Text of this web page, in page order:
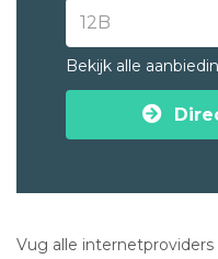
Bekijk alle
Vug alle